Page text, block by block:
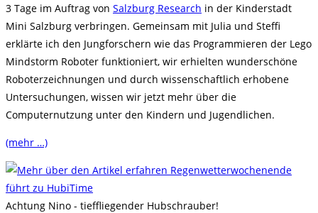
3 Tage im Auftrag von Salzburg Research in der Kinderstadt
Mini Salzburg verbringen. Gemeinsam mit Julia und Steffi
erklärte ich den Jungforschern wie das Programmieren der Lego
Mindstorm Roboter funktioniert, wir erhielten wunderschöne
Roboterzeichnungen und durch wissenschaftlich erhobene
Untersuchungen, wissen wir jetzt mehr über die
Computernutzung unter den Kindern und Jugendlichen.
(mehr …)
Achtung Nino - tieffliegender Hubschrauber!